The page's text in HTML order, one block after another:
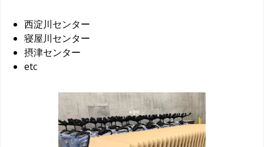
西淀川センター
寝屋川センター
摂津センター
etc